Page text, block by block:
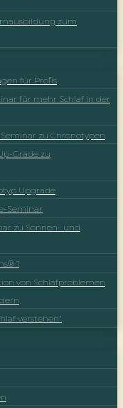
zum
für Profis
für mehr Schlaf in der
zu Chronotypen
Grade zu
Upgrade
Seminar
zu Sonnen- und
1
von Schlafproblemen
verstehen“